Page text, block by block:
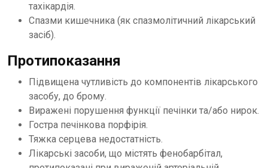
тахікардія.
Спазми кишечника (як спазмолітичний лікарський
засіб).
Протипоказання
Підвищена чутливість до компонентів лікарського
засобу, до брому.
Виражені порушення функції печінки та/або нирок.
Гостра печінкова порфірія.
Тяжка серцева недостатність.
Лікарські засоби, що містять фенобарбітал,